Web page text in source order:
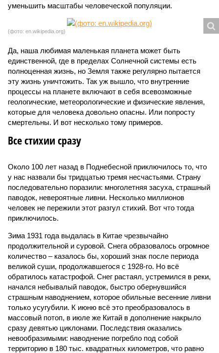
уменьшить масштабы человеческой популяции.
(фото: en.wikipedia.org)
Да, наша любимая маленькая планета может быть
единственной, где в пределах Солнечной системы есть
полноценная жизнь, но Земля также регулярно пытается
эту жизнь уничтожить. Так уж вышло, что внутренние
процессы на планете включают в себя всевозможные
геологические, метеорологические и физические явления,
которые для человека довольно опасны. Или попросту
смертельны. И вот несколько тому примеров.
Все стихии сразу
Около 100 лет назад в Поднебесной приключилось то, что
у нас назвали бы тридцатью тремя несчастьями. Страну
последовательно поразили: многолетняя засуха, страшный
паводок, невероятные ливни. Несколько миллионов
человек не пережили этот разгул стихий. Вот что тогда
приключилось.
Зима 1931 года выдалась в Китае чрезвычайно
продолжительной и суровой. Снега образовалось огромное
количество – казалось бы, хороший знак после периода
великой суши, продолжавшегося с 1928-го. Но всё
обратилось катастрофой. Снег растаял, устремился в реки,
начался небывалый паводок, быстро обернувшийся
страшным наводнением, которое обильные весенние ливни
только усугубили. К июню всё это преобразовалось в
массовый потоп, в июле же Китай в дополнение накрыло
сразу девятью циклонами. Последствия оказались
невообразимыми: наводнение погребло под собой
территорию в 180 тыс. квадратных километров, что равно